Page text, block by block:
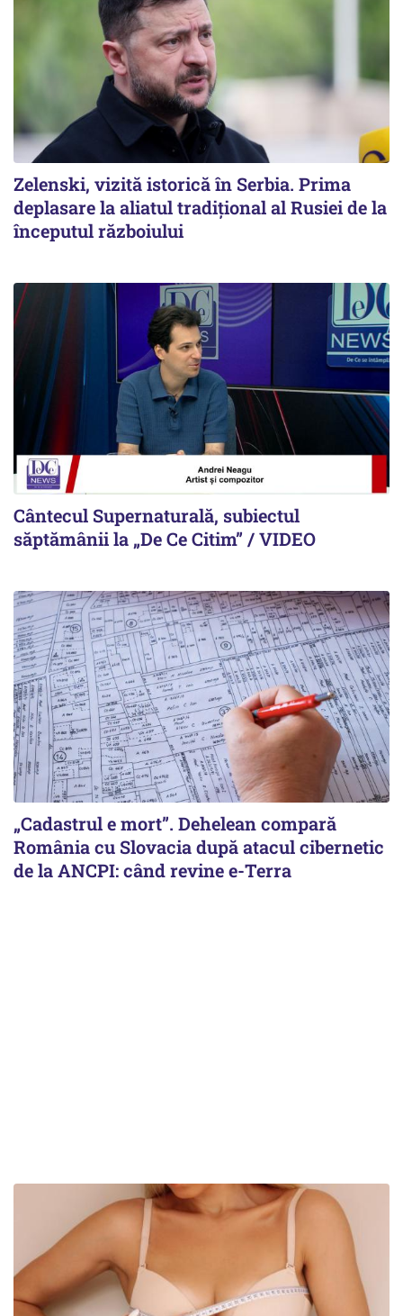
Zelenski, vizită istorică în Serbia. Prima
deplasare la aliatul tradițional al Rusiei de la
începutul războiului
Cântecul Supernaturală, subiectul
săptămânii la „De Ce Citim” / VIDEO
„Cadastrul e mort”. Dehelean compară
România cu Slovacia după atacul cibernetic
de la ANCPI: când revine e-Terra